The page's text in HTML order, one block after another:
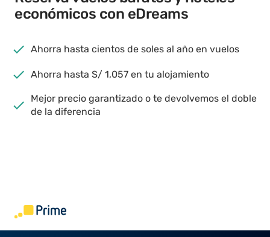
económicos con eDreams
Ahorra hasta cientos de soles al año en vuelos
Ahorra hasta S/ 1,057 en tu alojamiento
Mejor precio garantizado o te devolvemos el doble
de la diferencia